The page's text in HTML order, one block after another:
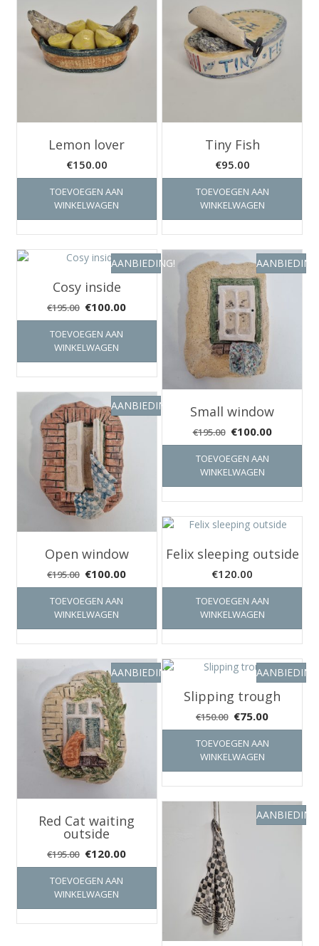
Lemon lover
€150.00
TOEVOEGEN AAN
WINKELWAGEN
Tiny Fish
€95.00
TOEVOEGEN AAN
WINKELWAGEN
AANBIEDING!
Cosy inside
€195.00 Oorspronkelijke
prijs
was:
€195.00.
€100.00Huidige
prijs
TOEVOEGEN AAN
WINKELWAGEN
Small window
€195.00 Oorspronkelijke
prijs
was:
€195.00.
€100.00Huidige
prijs
TOEVOEGEN AAN
WINKELWAGEN
AANBIEDING!
Open window
€195.00 Oorspronkelijke
prijs
was:
€195.00.
€100.00Huidige
prijs
TOEVOEGEN AAN
WINKELWAGEN
Felix sleeping outside
€120.00
TOEVOEGEN AAN
WINKELWAGEN
AANBIEDING!
Red Cat waiting
outside
€195.00 Oorspronkelijke
prijs
was:
€195.00.
€120.00Huidige
prijs
TOEVOEGEN AAN
WINKELWAGEN
Slipping trough
€150.00 Oorspronkelijke
prijs
was:
€150.00.
€75.00Huidige
prijs
is:
TOEVOEGEN AAN
WINKELWAGEN